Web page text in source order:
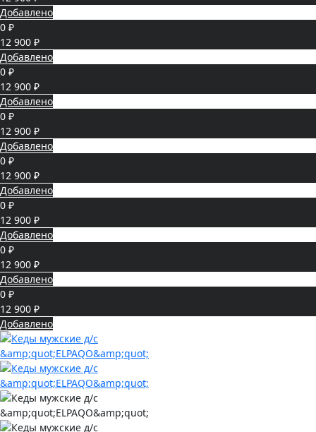
Добавлено
0 ₽
12 900 ₽
Добавлено
0 ₽
12 900 ₽
Добавлено
0 ₽
12 900 ₽
Добавлено
0 ₽
12 900 ₽
Добавлено
0 ₽
12 900 ₽
Добавлено
0 ₽
12 900 ₽
Добавлено
0 ₽
12 900 ₽
Добавлено